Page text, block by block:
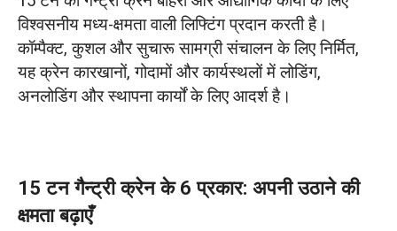
क्षमता बढ़ाएँ
15 टन गैन्ट्री क्रेन की कीमतें
दफांग क्रेन 15 टन ओवरहेड क्रेन केस
15T MH सिंगल गर्डर गैन्ट्री क्रेन न्यूज़ीलैंड भेजी गई
विश्वसनीय मध्य-क्षमता वाली लिफ्टिंग प्रदान करती है।
कॉम्पैक्ट, कुशल और सुचारू सामग्री संचालन के लिए निर्मित,
यह क्रेन कारखानों, गोदामों और कार्यस्थलों में लोडिंग,
अनलोडिंग और स्थापना कार्यों के लिए आदर्श है।
15 टन गैन्ट्री क्रेन के 6 प्रकार: अपनी उठाने की
क्षमता बढ़ाएँ